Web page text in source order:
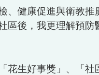
、健康促進與衛教推
區後，我更理解預防
花生好事獎」、「社